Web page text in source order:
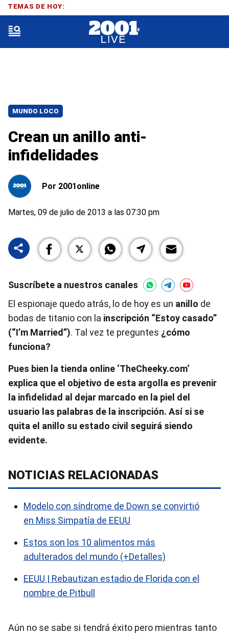
MUNDO LOCO
Crean un anillo anti-
infidelidades
Por 2001online
Martes, 09 de julio de 2013 a las 07:30 pm
Suscríbete a nuestros canales
El espionaje quedo atrás, lo de hoy es un anillo de
bodas de titanio con la inscripción “Estoy casado”
(“I’m Married”). Tal vez te preguntes ¿cómo
funciona?
Pues bien la tienda online ‘TheCheeky.com‘
explica que el objetivo de esta argolla es prevenir
la infidelidad al dejar marcado en la piel del
usuario las palabras de la inscripción. Así si se
quita el anillo su estado civil seguirá siendo
evidente.
NOTICIAS RELACIONADAS
Modelo con síndrome de Down se convirtió
en Miss Simpatía de EEUU
Estos son los 10 alimentos más
adulterados del mundo (+Detalles)
EEUU | Rebautizan estadio de Florida con el
nombre de Pitbull
Aún no se sabe si tendrá éxito pero mientras tanto
TEMAS DE HOY: